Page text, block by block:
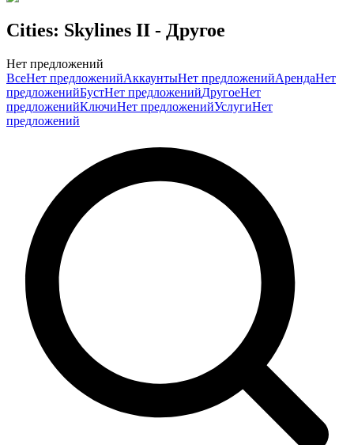
Cities: Skylines II - Другое
Нет предложений
ВсеНет предложенийАккаунтыНет предложенийАрендаНет
предложенийБустНет предложенийДругоеНет
предложенийКлючиНет предложенийУслугиНет
предложений